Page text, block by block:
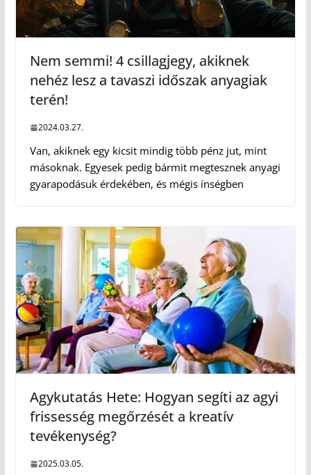
Nem semmi! 4 csillagjegy, akiknek
nehéz lesz a tavaszi időszak anyagiak
terén!
2024.03.27.
Van, akiknek egy kicsit mindig több pénz jut, mint
másoknak. Egyesek pedig bármit megtesznek anyagi
gyarapodásuk érdekében, és mégis ínségben
Agykutatás Hete: Hogyan segíti az agyi
frissesség megőrzését a kreatív
tevékenység?
2025.03.05.